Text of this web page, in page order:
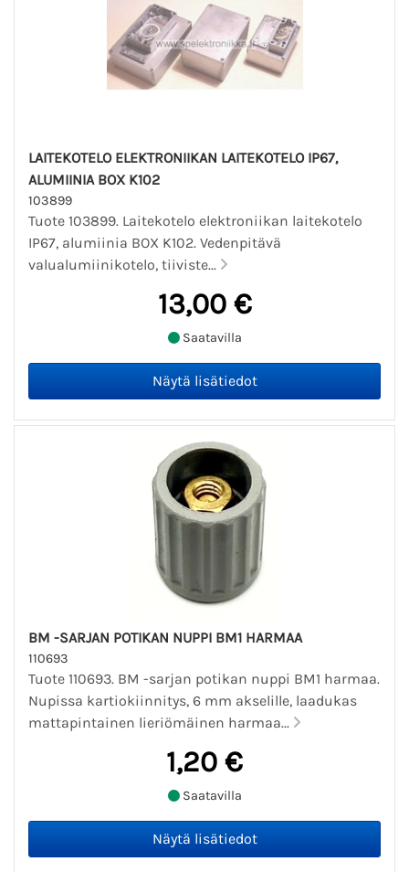
LAITEKOTELO ELEKTRONIIKAN LAITEKOTELO IP67,
ALUMIINIA BOX K102
103899
Tuote 103899. Laitekotelo elektroniikan laitekotelo
IP67, alumiinia BOX K102. Vedenpitävä
valualumiinikotelo, tiiviste...
13,00 €
Saatavilla
BM -SARJAN POTIKAN NUPPI BM1 HARMAA
110693
Tuote 110693. BM -sarjan potikan nuppi BM1 harmaa.
Nupissa kartiokiinnitys, 6 mm akselille, laadukas
mattapintainen lieriömäinen harmaa...
1,20 €
Saatavilla